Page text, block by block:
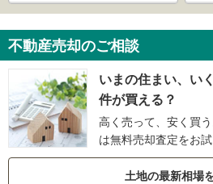
不動産売却のご相談
いまの住まい、い
件が買える？
高く売って、安く買
は無料売却査定をお試
土地の最新相場